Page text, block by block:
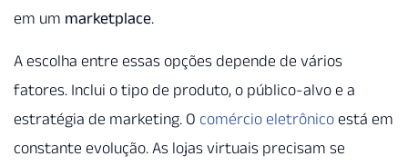
em um marketplace.
A escolha entre essas opções depende de vários
fatores. Inclui o tipo de produto, o público-alvo e a
estratégia de marketing. O comércio eletrônico está em
constante evolução. As lojas virtuais precisam se